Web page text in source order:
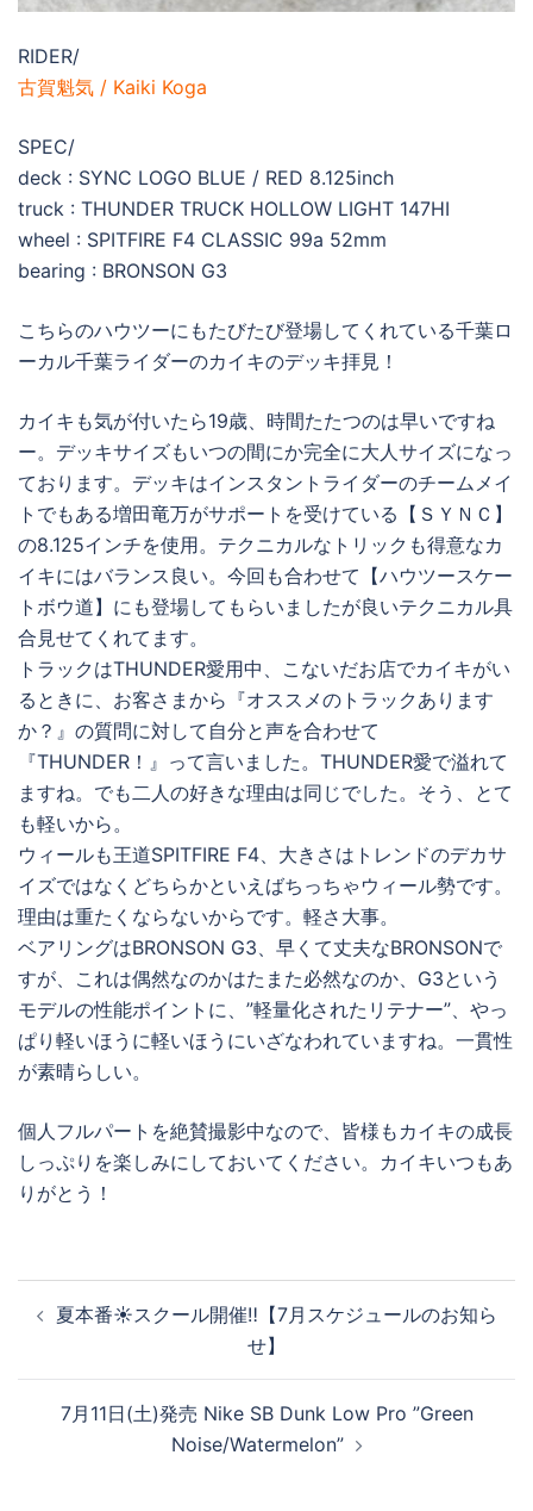
RIDER/
古賀魁気 / Kaiki Koga
SPEC/
deck : SYNC LOGO BLUE / RED 8.125inch
truck : THUNDER TRUCK HOLLOW LIGHT 147HI
wheel : SPITFIRE F4 CLASSIC 99a 52mm
bearing : BRONSON G3
こちらのハウツーにもたびたび登場してくれている千葉ロ
ーカル千葉ライダーのカイキのデッキ拝見！
カイキも気が付いたら19歳、時間たたつのは早いですね
ー。デッキサイズもいつの間にか完全に大人サイズになっ
ております。デッキはインスタントライダーのチームメイ
トでもある増田竜万がサポートを受けている【ＳＹＮＣ】
の8.125インチを使用。テクニカルなトリックも得意なカ
イキにはバランス良い。今回も合わせて【ハウツースケー
トボウ道】にも登場してもらいましたが良いテクニカル具
合見せてくれてます。
トラックはTHUNDER愛用中、こないだお店でカイキがい
るときに、お客さまから『オススメのトラックあります
か？』の質問に対して自分と声を合わせて
『THUNDER！』って言いました。THUNDER愛で溢れて
ますね。でも二人の好きな理由は同じでした。そう、とて
も軽いから。
ウィールも王道SPITFIRE F4、大きさはトレンドのデカサ
イズではなくどちらかといえばちっちゃウィール勢です。
理由は重たくならないからです。軽さ大事。
ベアリングはBRONSON G3、早くて丈夫なBRONSONで
すが、これは偶然なのかはたまた必然なのか、G3という
モデルの性能ポイントに、”軽量化されたリテナー”、やっ
ぱり軽いほうに軽いほうにいざなわれていますね。一貫性
が素晴らしい。
個人フルパートを絶賛撮影中なので、皆様もカイキの成長
しっぷりを楽しみにしておいてください。カイキいつもあ
りがとう！
稿 夏本番☀️スクール開催‼️【7月スケジュールのお知ら
せ】
7月11日(土)発売 Nike SB Dunk Low Pro ”Green
Noise/Watermelon”